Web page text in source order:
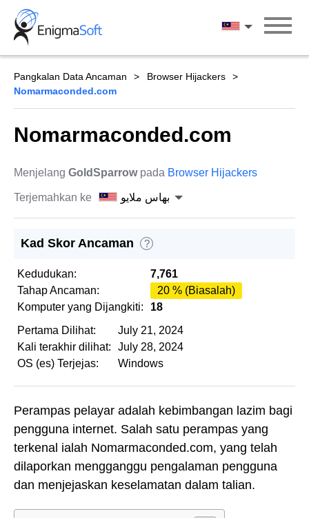
Skip
content
بهاس ملايو
Pangkalan Data Ancaman
Browser Hijackers
Nomarmaconded.com
Nomarmaconded.com
Menjelang GoldSparrowpada Browser Hijackers
Terjemahkan ke بهاس ملايو
Kad Skor Ancaman ?
Kedudukan:
7,761
Tahap Ancaman:
20 % (Biasalah)
Komputer yang Dijangkiti:
18
Pertama Dilihat:
July 21, 2024
Kali terakhir dilihat:
July 28, 2024
OS (es) Terjejas:
Windows
Perampas pelayar adalah kebimbangan lazim bagi
pengguna internet. Salah satu perampas yang
terkenal ialah Nomarmaconded.com, yang telah
dilaporkan mengganggu pengalaman pengguna
dan menjejaskan keselamatan dalam talian.